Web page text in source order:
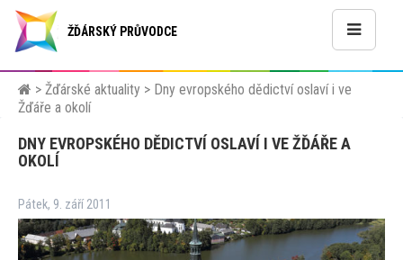
ŽĎÁRSKÝ PRŮVODCE
> Žďárské aktuality > Dny evropského dědictví oslaví i ve
Žďáře a okolí
DNY EVROPSKÉHO DĚDICTVÍ OSLAVÍ I VE ŽĎÁŘE A
OKOLÍ
Pátek, 9. září 2011